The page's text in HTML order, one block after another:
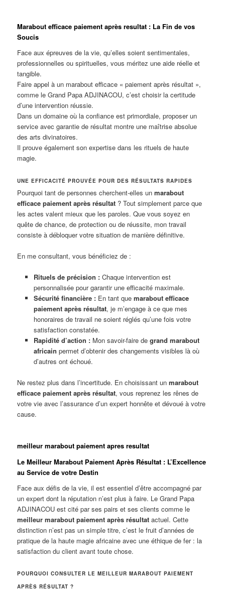
Marabout efficace paiement après resultat : La Fin de vos
Soucis
Face aux épreuves de la vie, qu’elles soient sentimentales,
professionnelles ou spirituelles, vous méritez une aide réelle et
tangible.
Faire appel à un marabout efficace « paiement après résultat »,
comme le Grand Papa ADJINACOU, c’est choisir la certitude
d’une intervention réussie.
Dans un domaine où la confiance est primordiale, proposer un
service avec garantie de résultat montre une maîtrise absolue
des arts divinatoires.
Il prouve également son expertise dans les rituels de haute
magie.
UNE EFFICACITÉ PROUVÉE POUR DES RÉSULTATS RAPIDES
Pourquoi tant de personnes cherchent-elles unmarabout
efficace paiement après résultat ? Tout simplement parce que
les actes valent mieux que les paroles. Que vous soyez en
quête de chance, de protection ou de réussite, mon travail
consiste à débloquer votre situation de manière définitive.
En me consultant, vous bénéficiez de :
Rituels de précision :Chaque intervention est
personnalisée pour garantir une efficacité maximale.
Sécurité financière :En tant que marabout efficace
paiement après résultat, je m’engage à ce que mes
honoraires de travail ne soient réglés qu’une fois votre
satisfaction constatée.
Rapidité d’action :Mon savoir-faire de grand marabout
africain permet d’obtenir des changements visibles là où
d’autres ont échoué.
Ne restez plus dans l’incertitude. En choisissant unmarabout
efficace paiement après résultat, vous reprenez les rênes de
votre vie avec l’assurance d’un expert honnête et dévoué à votre
cause.
meilleur marabout paiement apres resultat
Le Meilleur Marabout Paiement Après Résultat : L’Excellence
au Service de votre Destin
Face aux défis de la vie, il est essentiel d’être accompagné par
un expert dont la réputation n’est plus à faire. Le Grand Papa
ADJINACOU est cité par ses pairs et ses clients comme le
meilleur marabout paiement après résultat actuel. Cette
distinction n’est pas un simple titre, c’est le fruit d’années de
pratique de la haute magie africaine avec une éthique de fer : la
satisfaction du client avant toute chose.
POURQUOI CONSULTER LE MEILLEUR MARABOUT PAIEMENT
APRÈS RÉSULTAT ?